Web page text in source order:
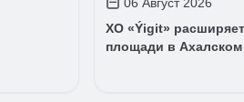
ХО «Ýigit»
площади в Ахалском